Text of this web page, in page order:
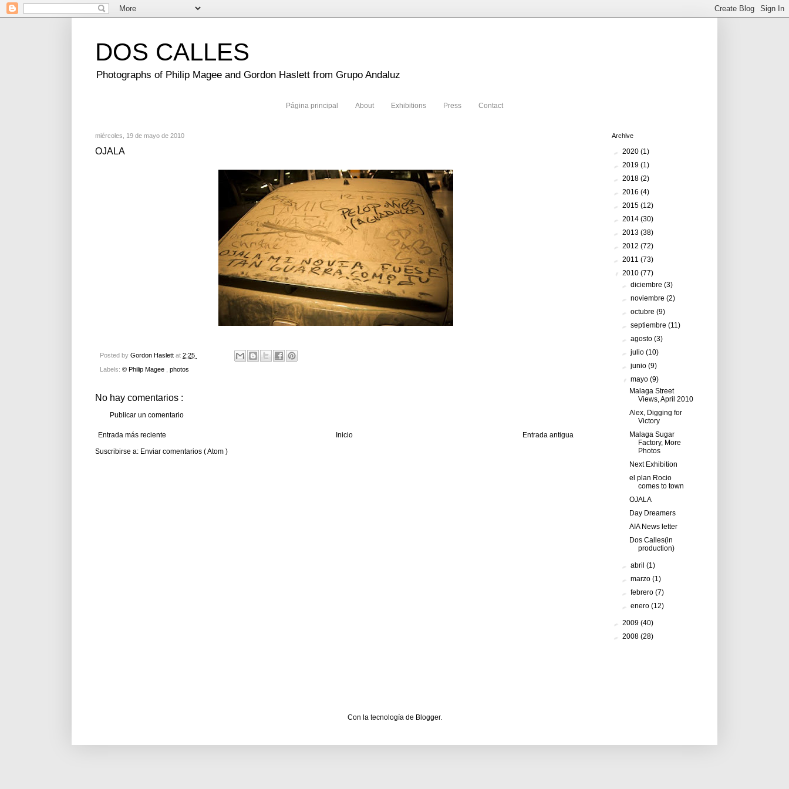
DOS CALLES
Photographs of Philip Magee and Gordon Haslett from Grupo Andaluz
Página principal About Exhibitions Press Contact
miércoles, 19 de mayo de 2010
OJALA
Posted by Gordon Haslett at 2:25
Labels: © Philip Magee photos
No hay comentarios :
Publicar un comentario
Entrada más reciente Entrada antigua
Inicio
Suscribirse a: Enviar comentarios ( Atom )
Archive
► 2020 (1)
► 2019 (1)
► 2018 (2)
► 2016 (4)
► 2015 (12)
► 2014 (30)
► 2013 (38)
► 2012 (72)
► 2011 (73)
▼ 2010 (77)
►diciembre(3)
►noviembre(2)
►octubre(9)
►septiembre(11)
►agosto(3)
►julio(10)
►junio(9)
▼mayo(9)
Malaga Street
Views, April 2010
Alex, Digging for
Victory
Malaga Sugar
Factory, More
Photos
Next Exhibition
el plan Rocio
comes to town
OJALA
Day Dreamers
AIA News letter
Dos Calles(in
production)
►abril(1)
►marzo(1)
►febrero(7)
►enero(12)
► 2009 (40)
► 2008 (28)
Con la tecnología de Blogger.